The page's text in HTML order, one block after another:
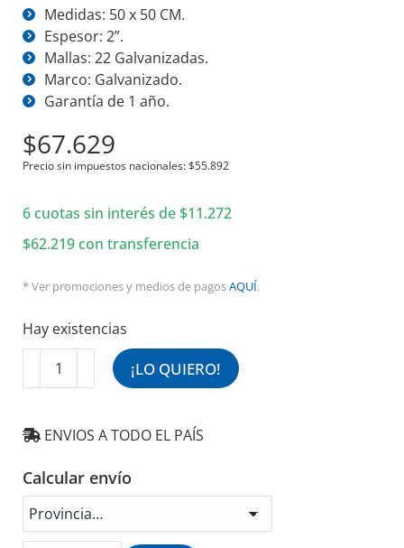
Medidas: 50 x 50 CM.
Espesor: 2”.
Mallas: 22 Galvanizadas.
Marco: Galvanizado.
Garantía de 1 año.
$67.629
Precio sin impuestos nacionales:$55.892
6 cuotas sin interés de $11.272
$62.219con transferencia
* Ver promociones y medios de pagosAQUÍ.
Hay existencias
Metálico
x
50
2"
552
cantidad
¡LO QUIERO!
ENVIOS A TODO EL PAÍS
Calcular envío